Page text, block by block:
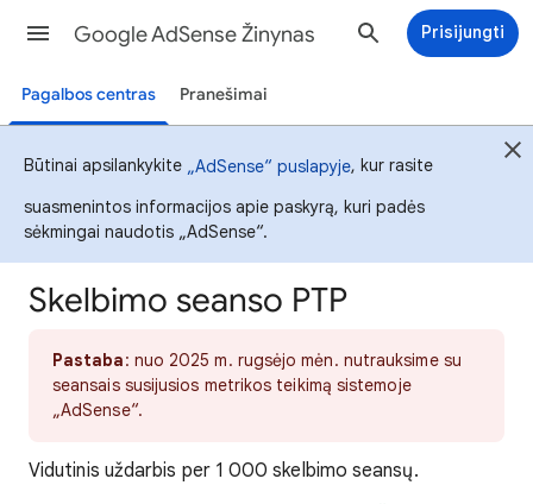
Google AdSense Žinynas Prisijungti
Pagalbos centras Pranešimai
Būtinai apsilankykite „AdSense“ puslapyje, kur rasite
suasmenintos informacijos apie paskyrą, kuri padės
sėkmingai naudotis „AdSense“.
Skelbimo seanso PTP
Pastaba: nuo 2025 m. rugsėjo mėn. nutrauksime su
seansais susijusios metrikos teikimą sistemoje
„AdSense“.
Vidutinis uždarbis per 1 000 skelbimo seansų.